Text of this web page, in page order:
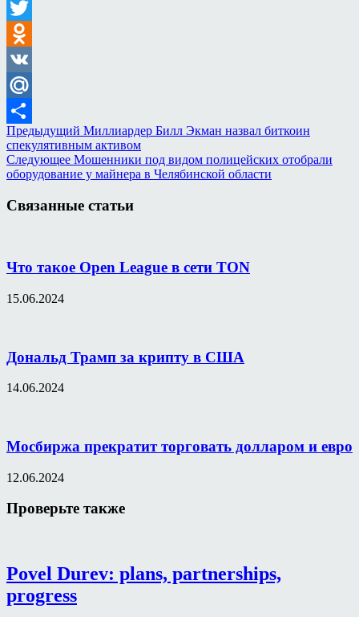
Facebook
Twitter
Odnoklassniki
VK
Mail.Ru
Отправить
Предыдущий Миллиардер Билл Экман назвал биткоин
спекулятивным активом
Следующее Мошенники под видом полицейских отобрали
оборудование у майнера в Челябинской области
Связанные статьи
Что такое Open League в сети TON
15.06.2024
Дональд Трамп за крипту в США
14.06.2024
Мосбиржа прекратит торговать долларом и евро
12.06.2024
Проверьте также
Povel Durev: plans, partnerships,
progress